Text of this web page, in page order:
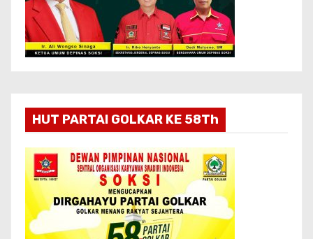
HUT PARTAI GOLKAR KE 58Th